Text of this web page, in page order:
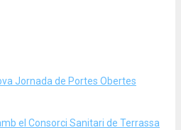
Jornada de Portes Obertes
el Consorci Sanitari de Terrassa